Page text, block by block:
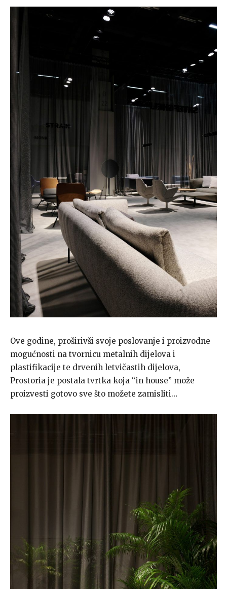
Ove godine, proširivši svoje poslovanje i proizvodne
mogućnosti na tvornicu metalnih dijelova i
plastifikacije te drvenih letvičastih dijelova,
Prostoria je postala tvrtka koja “in house” može
proizvesti gotovo sve što možete zamisliti…